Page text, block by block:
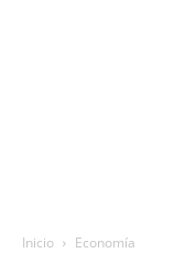
Inicio Economía